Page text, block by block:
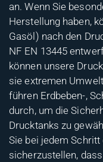
an. Wenn Sie
Herstellung haben,
Gasöl) nach den
NF EN 13445
können unsere
sie extremen
führen Erdbeben-,
durch, um die
Drucktanks zu
Sie bei jedem
sicherzustellen,